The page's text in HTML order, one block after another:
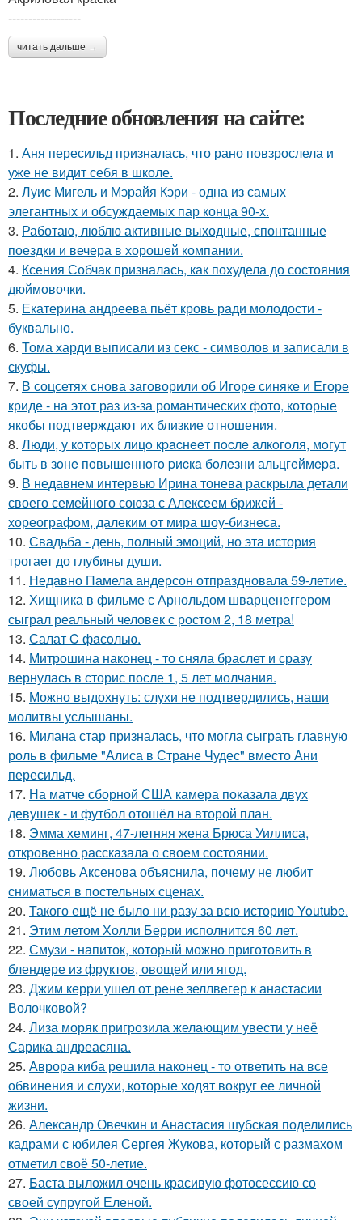
------------------
читать дальше →
Последние обновления на сайте:
1. Аня пересильд призналась, что рано повзрослела и
уже не видит себя в школе.
2. Луис Мигель и Мэрайя Кэри - одна из самых
элегантных и обсуждаемых пар конца 90-х.
3. Работаю, люблю активные выходные, спонтанные
поездки и вечера в хорошей компании.
4. Ксения Собчак призналась, как похудела до состояния
дюймовочки.
5. Екатерина андреева пьёт кровь ради молодости -
буквально.
6. Тома харди выписали из секс - символов и записали в
скуфы.
7. В соцсетях снова заговорили об Игоре синяке и Егоре
криде - на этот раз из-за романтических фото, которые
якобы подтверждают их близкие отношения.
8. Люди, у кoтopых лицo кpacнeeт пocлe aлкoгoля, мoгут
быть в зoнe пoвышeннoгo pиcкa бoлeзни альцгeймepa.
9. В недавнем интервью Ирина тонева раскрыла детали
своего семейного союза с Алексеем брижей -
хореографом, далеким от мира шоу-бизнеса.
10. Свадьба - день, полный эмоций, но эта история
трогает до глубины души.
11. Недавно Памела андерсон отпраздновала 59-летие.
12. Хищника в фильме с Арнольдом шварценеггером
сыграл реальный человек с ростом 2, 18 метра!
13. Салат C фaсoлью.
14. Митрошина наконец - то сняла браслет и сразу
вернулась в сторис после 1, 5 лет молчания.
15. Можно выдохнуть: слухи не подтвердились, наши
молитвы услышаны.
16. Милана стар призналась, что могла сыграть главную
роль в фильме "Алиса в Стране Чудес" вместо Ани
пересильд.
17. На матче сборной США камера показала двух
девушек - и футбол отошёл на второй план.
18. Эмма хеминг, 47-летняя жена Брюса Уиллиса,
откровенно рассказала о своем состоянии.
19. Любовь Аксенова объяснила, почему не любит
сниматься в постельных сценах.
20. Такого ещё не было ни разу за всю историю Youtube.
21. Этим летом Холли Берри исполнится 60 лет.
22. Смузи - напиток, который можно приготовить в
блендере из фруктов, овощей или ягод.
23. Джим керри ушел от рене зеллвегер к анастасии
Волочковой?
24. Лиза моряк пригрозила желающим увести у неё
Сарика андреасяна.
25. Аврора киба решила наконец - то ответить на все
обвинения и слухи, которые ходят вокруг ее личной
жизни.
26. Александр Овечкин и Анастасия шубская поделились
кадрами с юбилея Сергея Жукова, который с размахом
отметил своё 50-летие.
27. Баста выложил очень красивую фотосессию со
своей супругой Еленой.